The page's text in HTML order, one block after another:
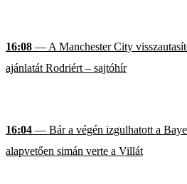
16:08 — A Manchester City
ajánlatát Rodriért – sajtóhír
16:04 — Bár a végén izgulhatott a
alapvetően simán verte a Villát